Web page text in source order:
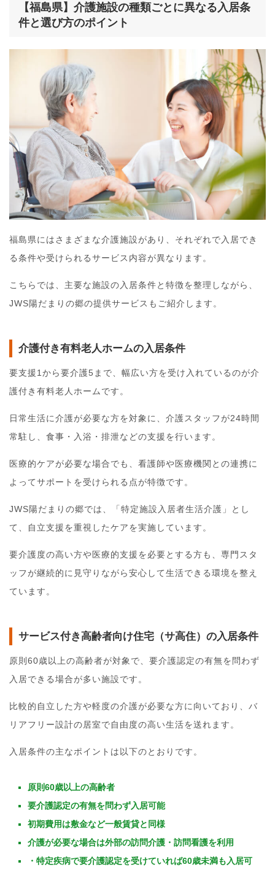
【福島県】介護施設の種類ごとに異なる入居条
件と選び方のポイント
福島県にはさまざまな介護施設があり、それぞれで入居でき
る条件や受けられるサービス内容が異なります。
こちらでは、主要な施設の入居条件と特徴を整理しながら、
JWS陽だまりの郷の提供サービスもご紹介します。
介護付き有料老人ホームの入居条件
要支援1から要介護5まで、幅広い方を受け入れているのが介
護付き有料老人ホームです。
日常生活に介護が必要な方を対象に、介護スタッフが24時間
常駐し、食事・入浴・排泄などの支援を行います。
医療的ケアが必要な場合でも、看護師や医療機関との連携に
よってサポートを受けられる点が特徴です。
JWS陽だまりの郷では、「特定施設入居者生活介護」とし
て、自立支援を重視したケアを実施しています。
要介護度の高い方や医療的支援を必要とする方も、専門スタ
ッフが継続的に見守りながら安心して生活できる環境を整え
ています。
サービス付き高齢者向け住宅（サ高住）の入居条件
原則60歳以上の高齢者が対象で、要介護認定の有無を問わず
入居できる場合が多い施設です。
比較的自立した方や軽度の介護が必要な方に向いており、バ
リアフリー設計の居室で自由度の高い生活を送れます。
入居条件の主なポイントは以下のとおりです。
原則60歳以上の高齢者
要介護認定の有無を問わず入居可能
初期費用は敷金など一般賃貸と同様
介護が必要な場合は外部の訪問介護・訪問看護を利用
・特定疾病で要介護認定を受けていれば60歳未満も入居可